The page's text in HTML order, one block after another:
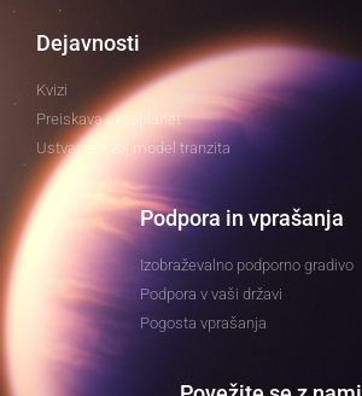
Dejavnosti
Kvizi
Preiskava eksoplanet
Ustvarite svoj model tranzita
Podpora in vprašanja
Izobraževalno podporno gradivo
Podpora v vaši državi
Pogosta vprašanja